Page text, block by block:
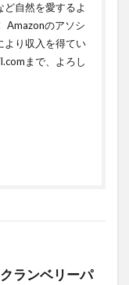
自然を愛するよ
Amazonのアソシ
より収入を得てい
まで、よろし
ランベリーパ